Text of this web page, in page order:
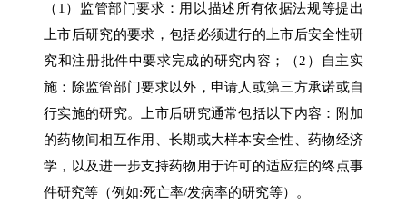
（1）监管部门要求：用以描述所有依据法规等提出
上市后研究的要求，包括必须进行的上市后安全性研
究和注册批件中要求完成的研究内容；（2）自主实
施：除监管部门要求以外，申请人或第三方承诺或自
行实施的研究。上市后研究通常包括以下内容：附加
的药物间相互作用、长期或大样本安全性、药物经济
学，以及进一步支持药物用于许可的适应症的终点事
件研究等（例如:死亡率/发病率的研究等）。